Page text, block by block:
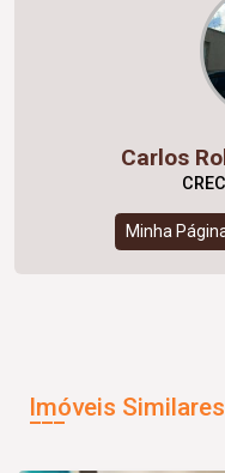
Carlos
Minha
Imóveis Similares